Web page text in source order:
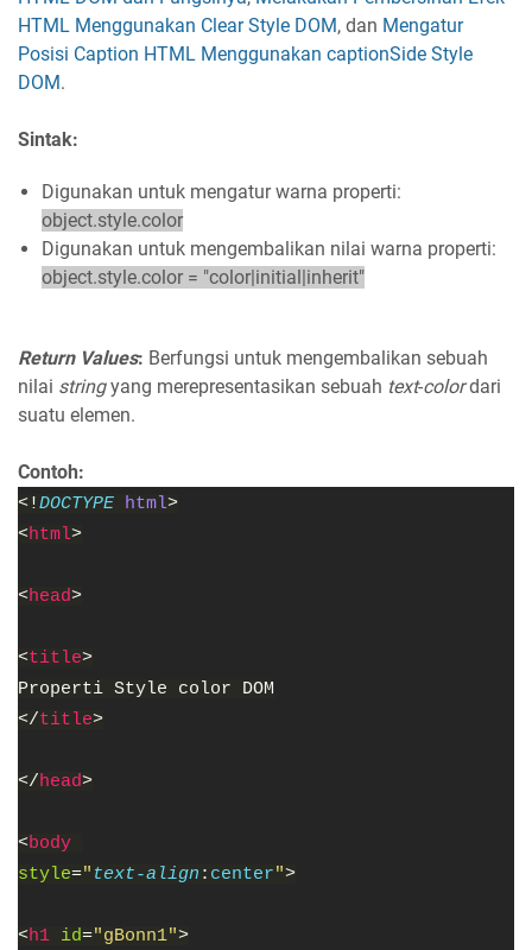
HTML Menggunakan Clear Style DOM, dan Mengatur
Posisi Caption HTML Menggunakan captionSide Style
DOM.
Sintak:
Digunakan untuk mengatur warna properti:
object.style.color
Digunakan untuk mengembalikan nilai warna properti:
object.style.color = "color|initial|inherit"
Return Values: Berfungsi untuk mengembalikan sebuah
nilai stringyang merepresentasikan sebuah text-colordari
suatu elemen.
Contoh:
<!DOCTYPE html>
<html>
<head>
<title>
Properti Style color DOM
</title>
</head>
<body
style=" text-align : center">
<h1 id="gBonn1">